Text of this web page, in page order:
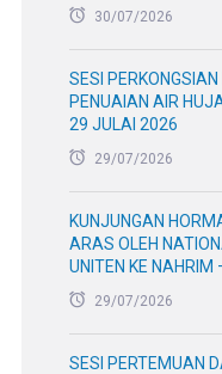
30/07/2026
SESI
PENUAIAN AIR
29 JULAI 2026
29/07/2026
KUNJUNGAN
ARAS OLEH
UNITEN KE
29/07/2026
SESI PERTEMUAN